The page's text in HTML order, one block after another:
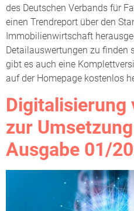
des Deutschen Verbands für
einen Trendreport über den
Immobilienwirtschaft
Detailauswertungen zu finden
gibt es auch eine
auf der Homepage kostenlos
Digitalisierung
zur
Ausgabe 01/